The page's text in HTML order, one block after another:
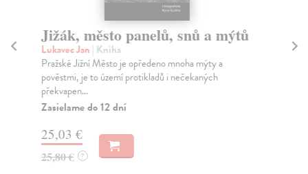
Jižák, město panelů, snů a mýtů
Lukavec Jan | Kniha
Pražské Jižní Město je opředeno mnoha mýty a
pověstmi, je to území protikladů i nečekaných
překvapen...
Zasielame do 12 dní
25,03 €
25,80 € ?